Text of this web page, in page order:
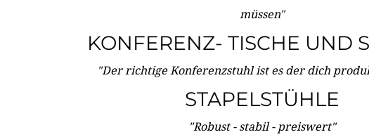
müssen"
KONFERENZ- TISCHE UND
"Der richtige Konferenzstuhl ist es der dich
STAPELSTÜHLE
"Robust - stabil - preiswert"